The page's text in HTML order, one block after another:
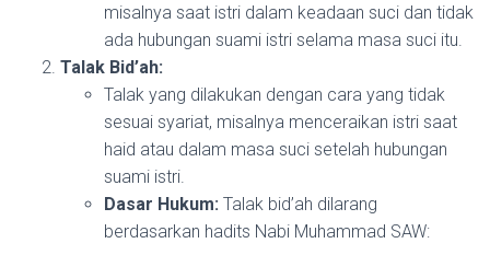
misalnya saat istri dalam keadaan suci dan tidak
ada hubungan suami istri selama masa suci itu.
Talak Bid’ah:
Talak yang dilakukan dengan cara yang tidak
sesuai syariat, misalnya menceraikan istri saat
haid atau dalam masa suci setelah hubungan
suami istri.
Dasar Hukum: Talak bid’ah dilarang
berdasarkan hadits Nabi Muhammad SAW: